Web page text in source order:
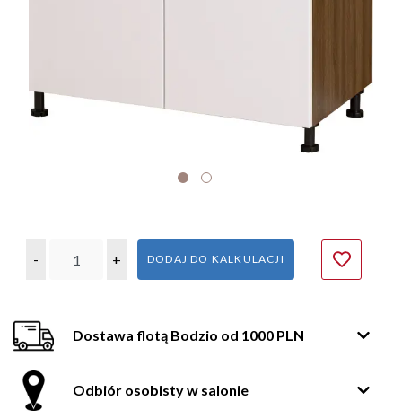
- + DODAJ DO KALKULACJI
Dostawa flotą Bodzio od 1000 PLN
Odbiór osobisty w salonie